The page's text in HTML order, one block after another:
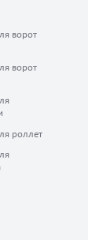
ворот
ворот
роллет